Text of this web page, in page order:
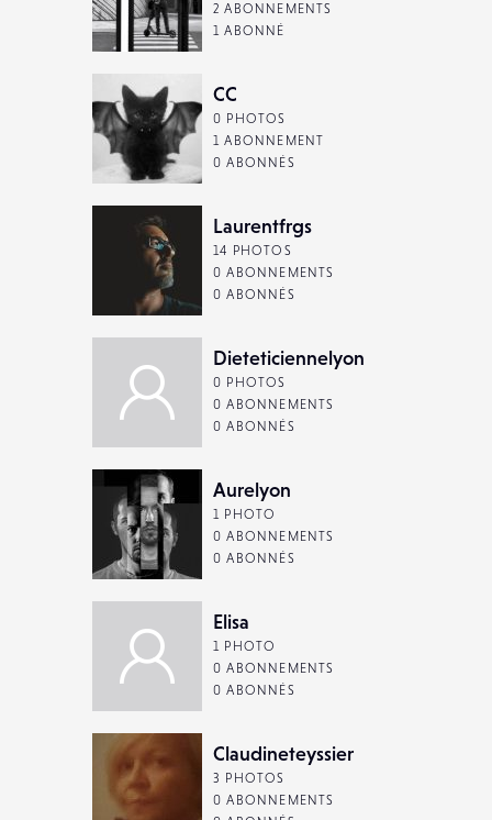
2 ABONNEMENTS
1 ABONNÉ
CC
0 PHOTOS
1 ABONNEMENT
0 ABONNÉS
Laurentfrgs
14 PHOTOS
0 ABONNEMENTS
0 ABONNÉS
Dieteticiennelyon
0 PHOTOS
0 ABONNEMENTS
0 ABONNÉS
Aurelyon
1 PHOTO
0 ABONNEMENTS
0 ABONNÉS
Elisa
1 PHOTO
0 ABONNEMENTS
0 ABONNÉS
Claudineteyssier
3 PHOTOS
0 ABONNEMENTS